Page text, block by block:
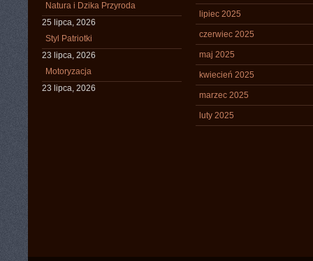
Natura i Dzika Przyroda
25 lipca, 2026
Styl Patriotki
23 lipca, 2026
Motoryzacja
23 lipca, 2026
lipiec 2025
czerwiec 2025
maj 2025
kwiecień 2025
marzec 2025
luty 2025